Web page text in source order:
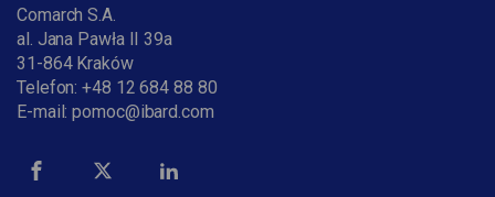
Comarch S.A.
al. Jana Pawła II 39a
31-864 Kraków
Telefon:+48 12 684 88 80
E-mail:pomoc@ibard.com